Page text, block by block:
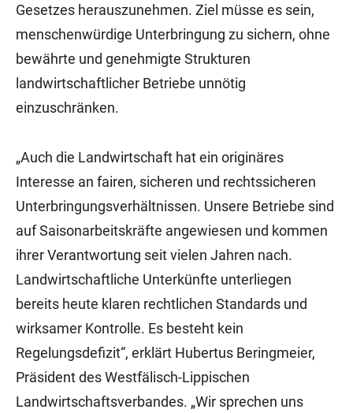
Gesetzes herauszunehmen. Ziel müsse es sein,
menschenwürdige Unterbringung zu sichern, ohne
bewährte und genehmigte Strukturen
landwirtschaftlicher Betriebe unnötig
einzuschränken.
„Auch die Landwirtschaft hat ein originäres
Interesse an fairen, sicheren und rechtssicheren
Unterbringungsverhältnissen. Unsere Betriebe sind
auf Saisonarbeitskräfte angewiesen und kommen
ihrer Verantwortung seit vielen Jahren nach.
Landwirtschaftliche Unterkünfte unterliegen
bereits heute klaren rechtlichen Standards und
wirksamer Kontrolle. Es besteht kein
Regelungsdefizit“, erklärt Hubertus Beringmeier,
Präsident des Westfälisch-Lippischen
Landwirtschaftsverbandes. „Wir sprechen uns